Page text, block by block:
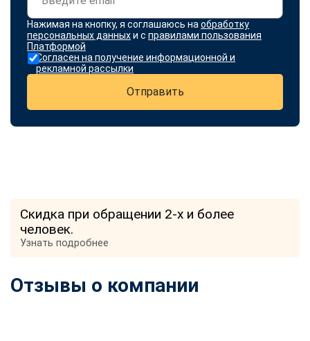
Нажимая на кнопку, я соглашаюсь на обработку
персональных данныхи с правилами пользования
Платформой
Согласен на получение информационной и
рекламной рассылки
Отправить
Скидка при обращении 2-х и более
человек.
Узнать подробнее
Отзывы о компании